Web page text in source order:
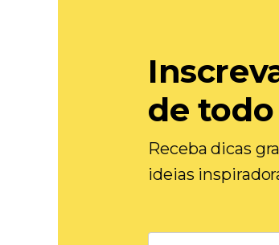
de
Receba dicas
ideias